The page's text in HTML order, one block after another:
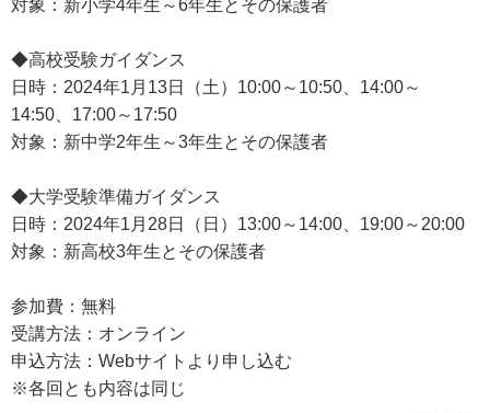
対象：新小学4年生～6年生とその保護者
◆高校受験ガイダンス
日時：2024年1月13日（土）10:00～10:50、14:00～
14:50、17:00～17:50
対象：新中学2年生～3年生とその保護者
◆大学受験準備ガイダンス
日時：2024年1月28日（日）13:00～14:00、19:00～20:00
対象：新高校3年生とその保護者
参加費：無料
受講方法：オンライン
申込方法：Webサイトより申し込む
※各回とも内容は同じ